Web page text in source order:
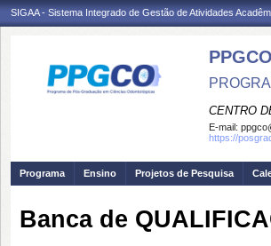
SIGAA - Sistema Integrado de Gestão de Atividades
PPGCO
CENTRO
E-mail:
https://
Programa Ensino Projetos de Pesquisa
Banca de